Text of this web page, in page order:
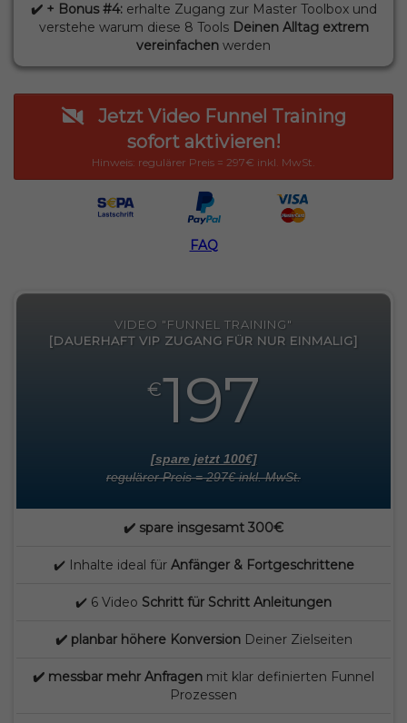
✔️ + Bonus #4:erhalte Zugang zur Master Toolbox und
verstehe warum diese 8 Tools Deinen Alltag extrem
vereinfachen werden
Jetzt Video Funnel Training
sofort aktivieren!
Hinweis: regulärer Preis = 297€ inkl. MwSt.
FAQ
VIDEO "FUNNEL TRAINING"
[DAUERHAFT VIP ZUGANG FÜR NUR EINMALIG]
€197
[spare jetzt 100€]
regulärer Preis = 297€ inkl. MwSt.
✔️ spare insgesamt 300€
✔️ Inhalte ideal für Anfänger & Fortgeschrittene
✔️ 6 Video Schritt für Schritt Anleitungen
✔️ planbar höhere KonversionDeiner Zielseiten
✔️ messbar mehr Anfragen mit klar definierten Funnel
Prozessen